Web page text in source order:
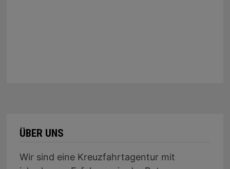
ÜBER UNS
Wir sind eine Kreuzfahrtagentur mit